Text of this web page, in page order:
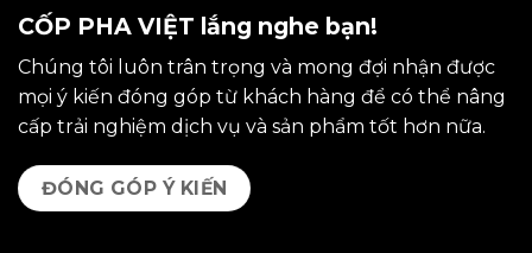
CỐP PHA VIỆT lắng nghe bạn!
Chúng tôi luôn trân trọng và mong đợi nhận được
mọi ý kiến đóng góp từ khách hàng để có thể nâng
cấp trải nghiệm dịch vụ và sản phẩm tốt hơn nữa.
ĐÓNG GÓP Ý KIẾN